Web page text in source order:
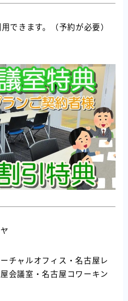
できます。（予約が必要）
チャルオフィス・名古屋レ
会議室・名古屋コワーキン